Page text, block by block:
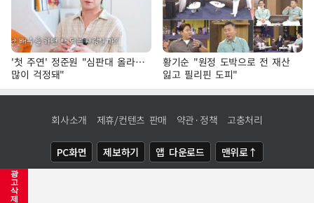
광
고
삭
제
'첫 주연' 정준원 "심판대 올라…
많이 걱정돼"
황기순 "원정 도박으로 전 재산
잃고 필리핀 도피"
회사소개 제휴/컨텐츠 판매 약관·정책 고충처리
PC화면 제보하기 앱 다운로드 맨위로↑